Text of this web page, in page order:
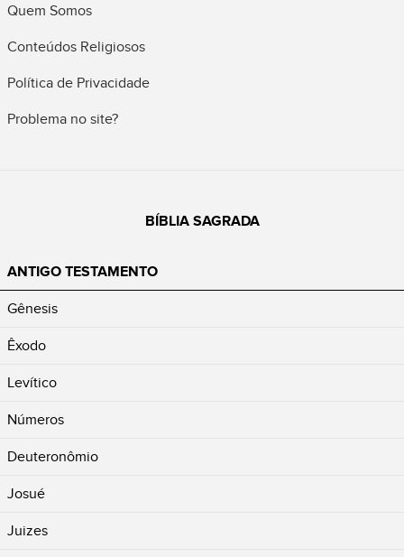
Quem Somos
Conteúdos Religiosos
Política de Privacidade
Problema no site?
BÍBLIA SAGRADA
ANTIGO TESTAMENTO
Gênesis
Êxodo
Levítico
Números
Deuteronômio
Josué
Juizes